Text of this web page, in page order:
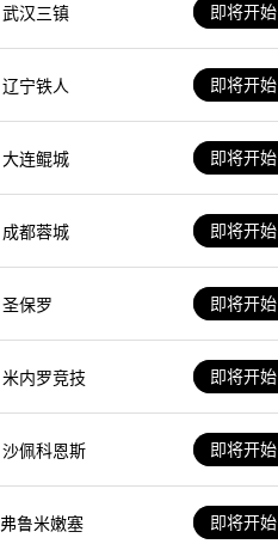
武汉三镇 即将开始
辽宁铁人 即将开始
大连鲲城 即将开始
成都蓉城 即将开始
圣保罗 即将开始
米内罗竞技 即将开始
沙佩科恩斯 即将开始
弗鲁米嫩塞 即将开始